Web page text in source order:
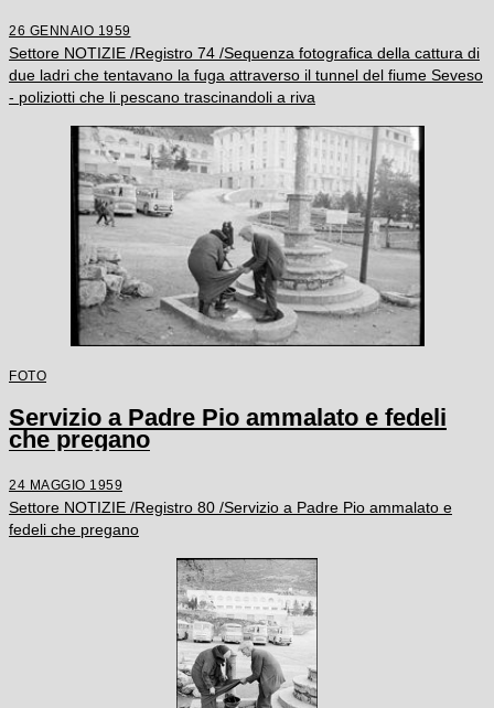
26 GENNAIO 1959
Settore NOTIZIE /Registro 74 /Sequenza fotografica della cattura di
due ladri che tentavano la fuga attraverso il tunnel del fiume Seveso
- poliziotti che li pescano trascinandoli a riva
FOTO
Servizio a Padre Pio ammalato e fedeli
che pregano
24 MAGGIO 1959
Settore NOTIZIE /Registro 80 /Servizio a Padre Pio ammalato e
fedeli che pregano